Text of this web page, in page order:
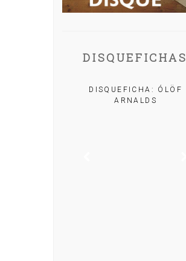
DISQUEFICHAS
DISQUEFICHA: ÓLÖF
ARNALDS